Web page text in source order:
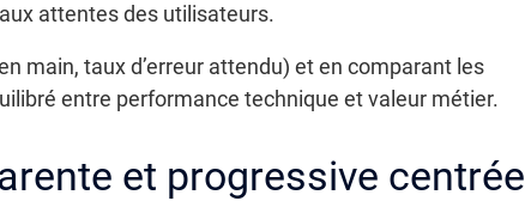
attentes des utilisateurs.
main, taux d’erreur attendu) et en comparant les
entre performance technique et valeur métier.
et progressive centrée